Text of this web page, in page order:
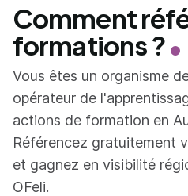
Comment
formations ?
Vous êtes un organisme
opérateur de
actions de formation en
Référencez gratuitement
et gagnez en visibilité
OFeli.